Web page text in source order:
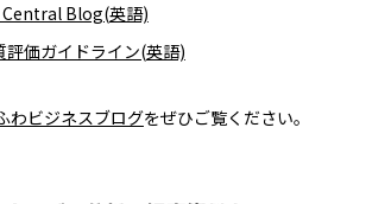
Blog(英語)
価ガイドライン(英語)
わビジネスブログをぜひご覧ください。